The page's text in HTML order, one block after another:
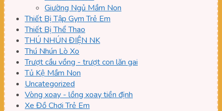
Giường Ngủ Mầm Non
Thiết Bị Tập Gym Trẻ Em
Thiết Bị Thể Thao
THÚ NHÚN ĐIỆN NK
Thú Nhún Lò Xo
Trượt cầu vồng - trượt con lăn gai
Tủ Kệ Mầm Non
Uncategorized
Vòng xoay - lồng xoay tiền định
Xe Đồ Chơi Trẻ Em